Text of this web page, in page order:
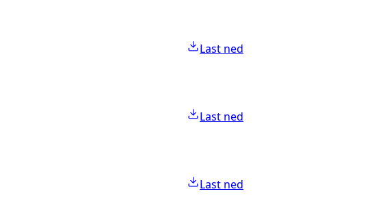
Last ned
Last ned
Last ned